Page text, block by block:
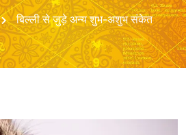
बिल्ली से जुड़े अन्य शुभ-अशुभ संकेत